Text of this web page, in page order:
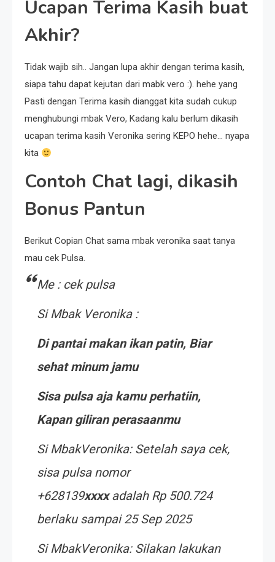
Ucapan Terima Kasih buat
Akhir?
Tidak wajib sih.. Jangan lupa akhir dengan terima kasih,
siapa tahu dapat kejutan dari mabk vero :). hehe yang
Pasti dengan Terima kasih dianggat kita sudah cukup
menghubungi mbak Vero, Kadang kalu berlum dikasih
ucapan terima kasih Veronika sering KEPO hehe… nyapa
kita
Contoh Chat lagi, dikasih
Bonus Pantun
Berikut Copian Chat sama mbak veronika saat tanya
mau cek Pulsa.
Me : cek pulsa
Si Mbak Veronika :
Di pantai makan ikan patin, Biar
sehat minum jamu
Sisa pulsa aja kamu perhatiin,
Kapan giliran perasaanmu
Si MbakVeronika: Setelah saya cek,
sisa pulsa nomor
+628139xxxxadalah Rp 500.724
berlaku sampai 25 Sep 2025
Si MbakVeronika: Silakan lakukan